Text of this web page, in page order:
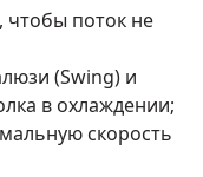
чтобы поток не
(Swing) и
в охлаждении;
скорость